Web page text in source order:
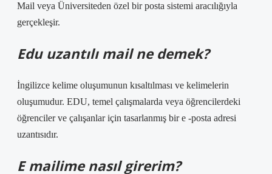
Mail veya Üniversiteden özel bir posta sistemi aracılığıyla
gerçekleşir.
Edu uzantılı mail ne demek?
İngilizce kelime oluşumunun kısaltılması ve kelimelerin
oluşumudur. EDU, temel çalışmalarda veya öğrencilerdeki
öğrenciler ve çalışanlar için tasarlanmış bir e -posta adresi
uzantısıdır.
E mailime nasıl girerim?